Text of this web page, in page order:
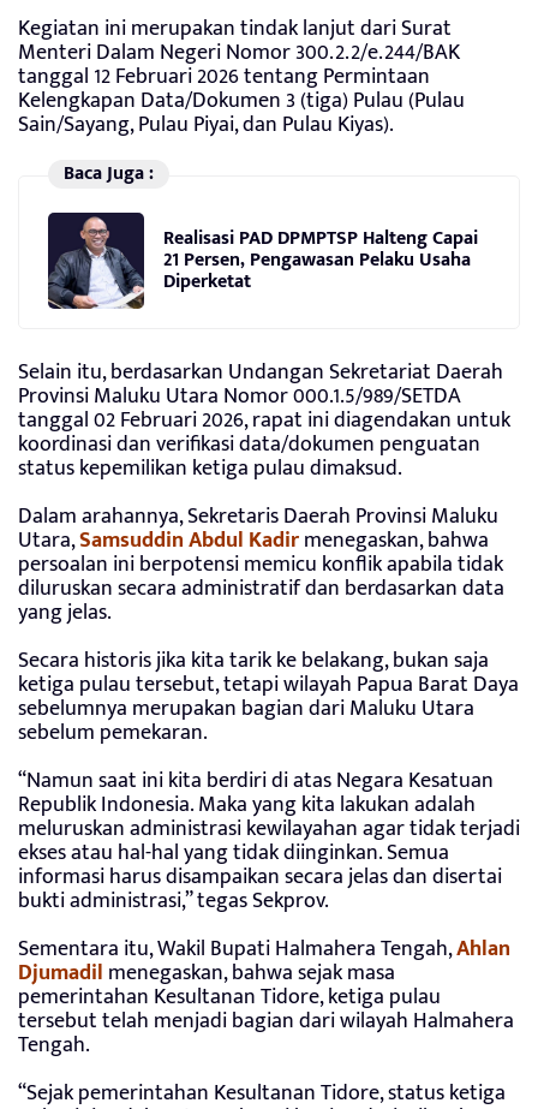
Kegiatan ini merupakan tindak lanjut dari Surat
Menteri Dalam Negeri Nomor 300.2.2/e.244/BAK
tanggal 12 Februari 2026 tentang Permintaan
Kelengkapan Data/Dokumen 3 (tiga) Pulau (Pulau
Sain/Sayang, Pulau Piyai, dan Pulau Kiyas).
Baca Juga :
Realisasi PAD DPMPTSP Halteng Capai
21 Persen, Pengawasan Pelaku Usaha
Diperketat
Selain itu, berdasarkan Undangan Sekretariat Daerah
Provinsi Maluku Utara Nomor 000.1.5/989/SETDA
tanggal 02 Februari 2026, rapat ini diagendakan untuk
koordinasi dan verifikasi data/dokumen penguatan
status kepemilikan ketiga pulau dimaksud.
Dalam arahannya, Sekretaris Daerah Provinsi Maluku
Utara,Samsuddin Abdul Kadirmenegaskan, bahwa
persoalan ini berpotensi memicu konflik apabila tidak
diluruskan secara administratif dan berdasarkan data
yang jelas.
Secara historis jika kita tarik ke belakang, bukan saja
ketiga pulau tersebut, tetapi wilayah Papua Barat Daya
sebelumnya merupakan bagian dari Maluku Utara
sebelum pemekaran.
“Namun saat ini kita berdiri di atas Negara Kesatuan
Republik Indonesia. Maka yang kita lakukan adalah
meluruskan administrasi kewilayahan agar tidak terjadi
ekses atau hal-hal yang tidak diinginkan. Semua
informasi harus disampaikan secara jelas dan disertai
bukti administrasi,” tegas Sekprov.
Sementara itu, Wakil Bupati Halmahera Tengah,Ahlan
Djumadil menegaskan, bahwa sejak masa
pemerintahan Kesultanan Tidore, ketiga pulau
tersebut telah menjadi bagian dari wilayah Halmahera
Tengah.
“Sejak pemerintahan Kesultanan Tidore, status ketiga